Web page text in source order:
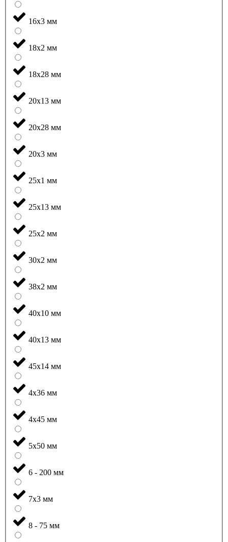
16x3 мм
18x2 мм
18x28 мм
20x13 мм
20x28 мм
20x3 мм
25x1 мм
25x13 мм
25x2 мм
30x2 мм
38x2 мм
40x10 мм
40x13 мм
45x14 мм
4x36 мм
4x45 мм
5x50 мм
6 - 200 мм
7x3 мм
8 - 75 мм